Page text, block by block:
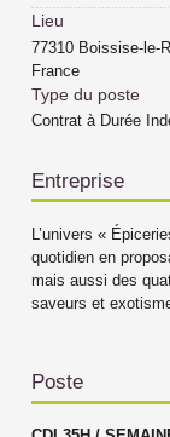
Lieu
77310 Boissise-le-
France
Type du poste
Contrat à Durée
Entreprise
L’univers «
quotidien en
mais aussi des
saveurs et
Poste